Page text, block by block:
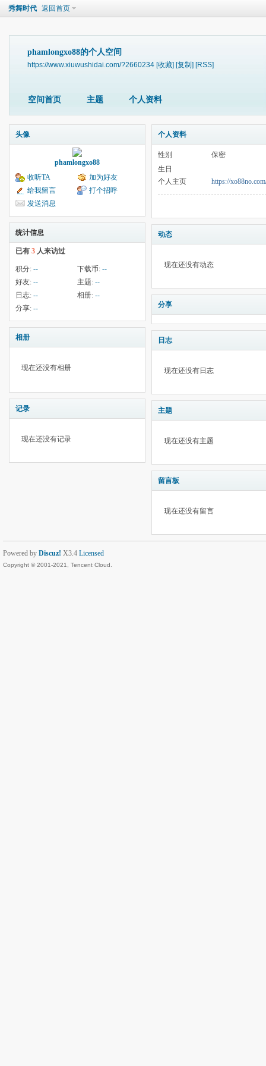
秀舞时代 返回首页
phamlongxo88的个人空间
https://www.xiuwushidai.com/?2660234 [收藏] [复制] [RSS]
空间首页 主题 个人资料
头像
phamlongxo88
收听TA
加为好友
给我留言
打个招呼
发送消息
统计信息
已有 3 人来访过
积分: -- 下载币: --
好友: -- 主题: --
日志: -- 相册: --
分享: --
相册
现在还没有相册
记录
现在还没有记录
个人资料
性别
保密
生日
个人主页
https://
动态
现在还没有动态
分享
日志
现在还没有日志
主题
现在还没有主题
留言板
现在还没有留言
Powered by Discuz! X3.4 Licensed
Copyright © 2001-2021, Tencent Cloud.